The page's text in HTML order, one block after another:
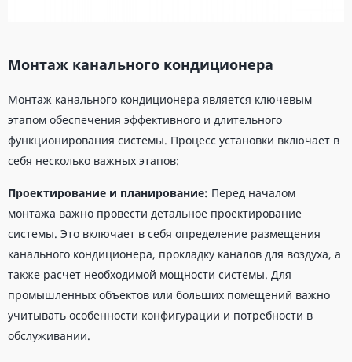
Монтаж канального кондиционера
Монтаж канального кондиционера является ключевым
этапом обеспечения эффективного и длительного
функционирования системы. Процесс установки включает в
себя несколько важных этапов:
Проектирование и планирование: Перед началом
монтажа важно провести детальное проектирование
системы. Это включает в себя определение размещения
канального кондиционера, прокладку каналов для воздуха, а
также расчет необходимой мощности системы. Для
промышленных объектов или больших помещений важно
учитывать особенности конфигурации и потребности в
обслуживании.